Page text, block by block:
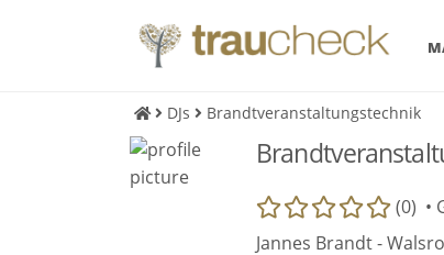
DJs Brandtveranstaltungstechnik
(0) •
Jannes Brandt -